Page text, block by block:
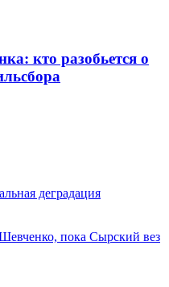
кто разобьется о
деградация
пока Сырский вез